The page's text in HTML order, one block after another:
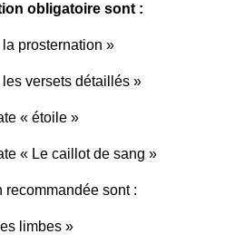
obligatoire sont :
prosternation »
versets détaillés »
« étoile »
« Le caillot de sang »
recommandée sont :
limbes »